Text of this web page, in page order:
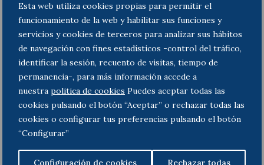
Esta web utiliza cookies propias para permitir el
funcionamiento de la web y habilitar sus funciones y
servicios y cookies de terceros para analizar sus hábitos
de navegación con fines estadísticos -control del tráfico,
identificar la sesión, recuento de visitas, tiempo de
permanencia-, para más información accede a
nuestra politica de cookies Puedes aceptar todas las
cookies pulsando el botón “Aceptar” o rechazar todas las
cookies o configurar tus preferencias pulsando el botón
“Configurar”
Configuración de cookies Rechazar todas
liquidación previa del patrimonio del deudor. Se
propone que la duración del plan de pagos
tenga una duración máxima de tres años, que
podrá ser ampliada a cinco cuando se enajene
la vivienda habitual del deudor. Respecto de la
exoneración del crédito público, se plantea
garantizar la recuperación de dicho crédito, y
lo que supone una postura contraria a la
doctrina del Tribunal Supremo en relación a la
sentencia de 2 de julio de 2019 cuyo ponente
fue Don Ignacio Sancho Gargallo.